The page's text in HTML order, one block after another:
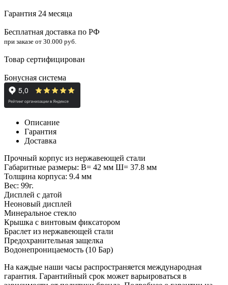
Гарантия 24 месяца
Бесплатная доставка по РФ
при заказе от 30.000 руб.
Товар сертифицирован
Бонусная система
Описание
Гарантия
Доставка
Прочный корпус из нержавеющей стали
Габаритные размеры: В= 42 мм Ш= 37.8 мм
Толщина корпуса: 9.4 мм
Вес: 99г.
Дисплей с датой
Неоновый дисплей
Минеральное стекло
Крышка с винтовым фиксатором
Браслет из нержавеющей стали
Предохранительная защелка
Водонепроницаемость (10 Бар)
На каждые наши часы распространяется международная
гарантия. Гарантийный срок может варьироваться в